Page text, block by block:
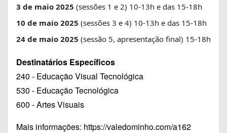
3 de maio 2025 (sessões 1 e 2) 10-13h e das 15-18h
10 de maio 2025 (sessões 3 e 4) 10-13h e das 15-18h
24 de maio 2025 (sessão 5, apresentação final) 15-18h
Destinatários Específicos
240 - Educação Visual Tecnológica
530 - Educação Tecnológica
600 - Artes Visuais
Mais informações: https://valedominho.com/a162